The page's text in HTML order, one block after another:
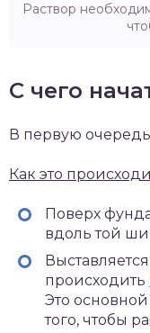
Раствор
С чего
В первую
Как это
Поверх
вдоль той
происходить
Это
того, чтобы